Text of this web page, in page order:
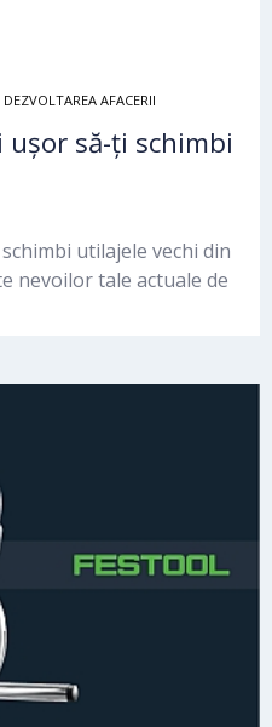
DEZVOLTAREA AFACERII
ușor să-ți schimbi
utilajele vechi din
nevoilor tale actuale de